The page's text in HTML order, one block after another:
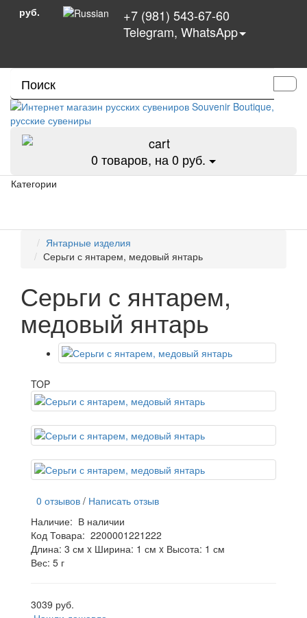
руб.
+7 (981) 543-67-60
Telegram, WhatsApp
0товаров, на 0 руб.
Категории
Янтарные изделия
Серьги с янтарем, медовый янтарь
Серьги с янтарем,
медовый янтарь
TOP
0 отзывов / Написать отзыв
Наличие: В наличии
Код Товара: 2200001221222
Длина: 3 см x Ширина: 1 см x Высота: 1 см
Вес: 5 г
3039 руб.